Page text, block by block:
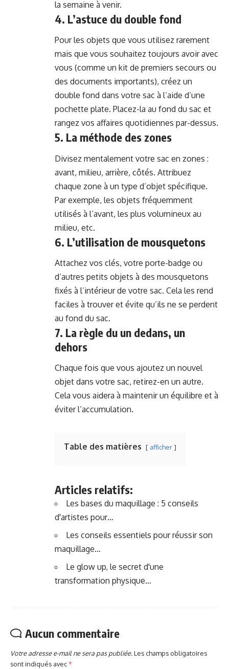
la semaine à venir.
4. L’astuce du double fond
Pour les objets que vous utilisez rarement
mais que vous souhaitez toujours avoir avec
vous (comme un kit de premiers secours ou
des documents importants), créez un
double fond dans votre sac à l’aide d’une
pochette plate. Placez-la au fond du sac et
rangez vos affaires quotidiennes par-dessus.
5. La méthode des zones
Divisez mentalement votre sac en zones :
avant, milieu, arrière, côtés. Attribuez
chaque zone à un type d’objet spécifique.
Par exemple, les objets fréquemment
utilisés à l’avant, les plus volumineux au
milieu, etc.
6. L’utilisation de mousquetons
Attachez vos clés, votre porte-badge ou
d’autres petits objets à des mousquetons
fixés à l’intérieur de votre sac. Cela les rend
faciles à trouver et évite qu’ils ne se perdent
au fond du sac.
7. La règle du un dedans, un
dehors
Chaque fois que vous ajoutez un nouvel
objet dans votre sac, retirez-en un autre.
Cela vous aidera à maintenir un équilibre et à
éviter l’accumulation.
Table des matières afficher
Articles relatifs:
Les bases du maquillage : 5 conseils
d'artistes pour…
Les conseils essentiels pour réussir son
maquillage…
Le glow up, le secret d'une
transformation physique…
Aucun commentaire
Votre adresse e-mail ne sera pas publiée.Les champs obligatoires
sont indiqués avec*